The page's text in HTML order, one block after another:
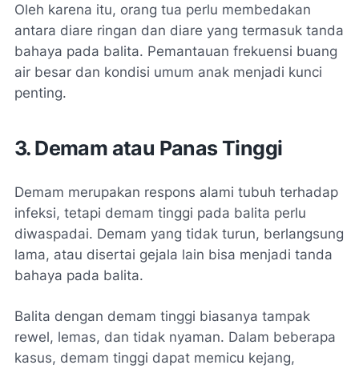
Oleh karena itu, orang tua perlu membedakan
antara diare ringan dan diare yang termasuk tanda
bahaya pada balita. Pemantauan frekuensi buang
air besar dan kondisi umum anak menjadi kunci
penting.
3. Demam atau Panas Tinggi
Demam merupakan respons alami tubuh terhadap
infeksi, tetapi demam tinggi pada balita perlu
diwaspadai. Demam yang tidak turun, berlangsung
lama, atau disertai gejala lain bisa menjadi tanda
bahaya pada balita.
Balita dengan demam tinggi biasanya tampak
rewel, lemas, dan tidak nyaman. Dalam beberapa
kasus, demam tinggi dapat memicu kejang,